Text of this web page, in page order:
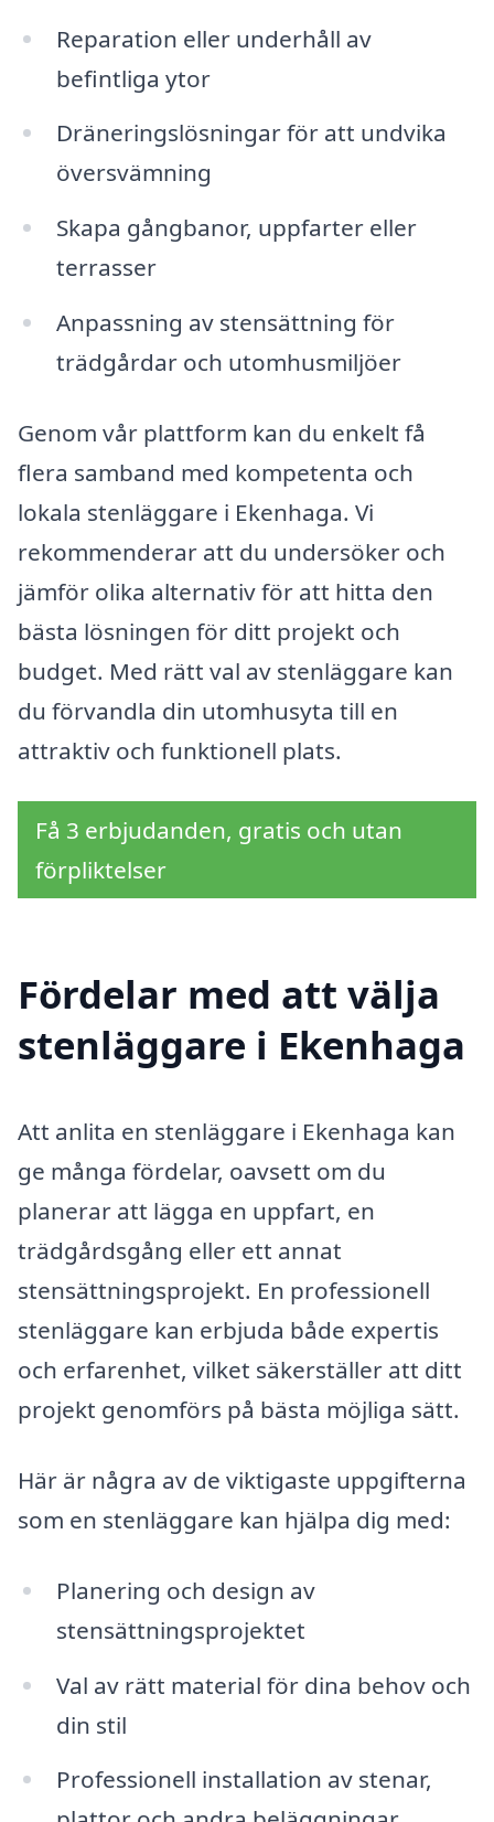
Reparation eller underhåll av
befintliga ytor
Dräneringslösningar för att undvika
översvämning
Skapa gångbanor, uppfarter eller
terrasser
Anpassning av stensättning för
trädgårdar och utomhusmiljöer
Genom vår plattform kan du enkelt få
flera samband med kompetenta och
lokala stenläggare i Ekenhaga. Vi
rekommenderar att du undersöker och
jämför olika alternativ för att hitta den
bästa lösningen för ditt projekt och
budget. Med rätt val av stenläggare kan
du förvandla din utomhusyta till en
attraktiv och funktionell plats.
Få 3 erbjudanden, gratis och utan
förpliktelser
Fördelar med att välja
stenläggare i Ekenhaga
Att anlita en stenläggare i Ekenhaga kan
ge många fördelar, oavsett om du
planerar att lägga en uppfart, en
trädgårdsgång eller ett annat
stensättningsprojekt. En professionell
stenläggare kan erbjuda både expertis
och erfarenhet, vilket säkerställer att ditt
projekt genomförs på bästa möjliga sätt.
Här är några av de viktigaste uppgifterna
som en stenläggare kan hjälpa dig med:
Planering och design av
stensättningsprojektet
Val av rätt material för dina behov och
din stil
Professionell installation av stenar,